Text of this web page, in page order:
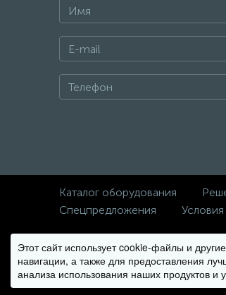
Каталог оборудования
Спецпредложения
© Copyright 2012-2026 Climbo.ru
Вся информация на сайте носит
не является публичной офертой
Этот сайт использует cookie-файлы и
навигации, а также для предоставления
анализа использования наших продуктов и